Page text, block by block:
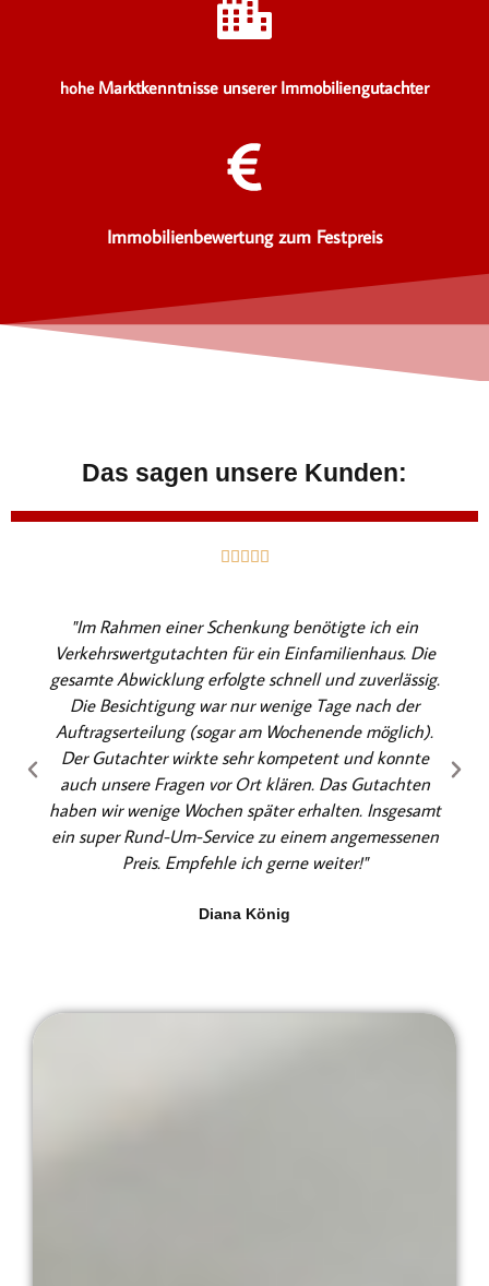
hohe Marktkenntnisse unserer Immobiliengutachter
Immobilienbewertung zum Festpreis
Das sagen unsere Kunden:
    B
e
r
t
e
t
m
i
t
5
v
n
"Im Rahmen einer Schenkung benötigte ich ein
Verkehrswertgutachten für ein Einfamilienhaus. Die
gesamte Abwicklung erfolgte schnell und zuverlässig.
Die Besichtigung war nur wenige Tage nach der
Auftragserteilung (sogar am Wochenende möglich).
Der Gutachter wirkte sehr kompetent und konnte
auch unsere Fragen vor Ort klären. Das Gutachten
haben wir wenige Wochen später erhalten. Insgesamt
ein super Rund-Um-Service zu einem angemessenen
Preis. Empfehle ich gerne weiter!"
Diana König